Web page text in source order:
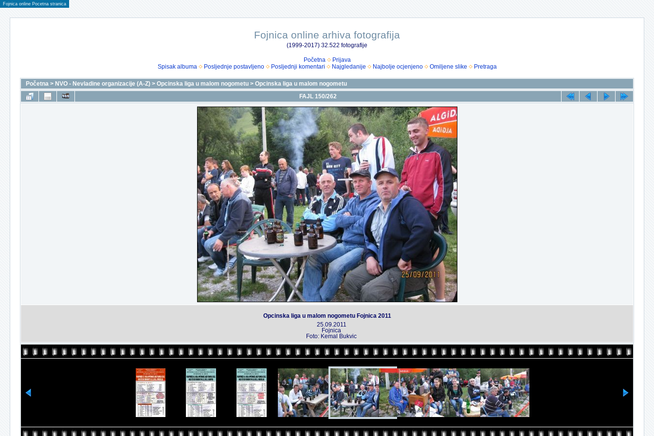
Fojnica online Pocetna stranica
Fojnica online arhiva fotografija
(1999-2017) 32.522 fotografije
Početna
Prijava
Spisak albuma
Posljednje postavljeno Posljednji komentari Najgledanije Najbolje ocjenjeno Omiljene slike Pretraga
Početna > NVO - Nevladine organizacije (A-Z) > Opcinska liga u malom nogometu > Opcinska liga u malom nogometu
FAJL 150/262
Opcinska liga u malom nogometu Fojnica 2011
25.09.2011
Fojnica
Foto: Kemal Bukvic